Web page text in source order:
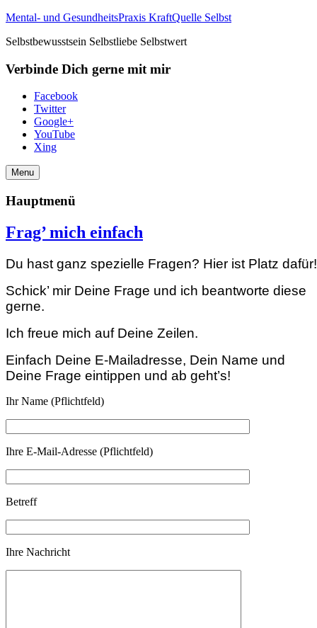
Mental- und GesundheitsPraxis KraftQuelle Selbst
Selbstbewusstsein Selbstliebe Selbstwert
Verbinde Dich gerne mit mir
Facebook
Twitter
Google+
YouTube
Xing
Menu
Hauptmenü
Frag’ mich einfach
Du hast ganz spezielle Fragen? Hier ist Platz dafür!
Schick’ mir Deine Frage und ich beantworte diese
gerne.
Ich freue mich auf Deine Zeilen.
Einfach Deine E-Mailadresse, Dein Name und
Deine Frage eintippen und ab geht’s!
Ihr Name (Pflichtfeld)
Ihre E-Mail-Adresse (Pflichtfeld)
Betreff
Ihre Nachricht